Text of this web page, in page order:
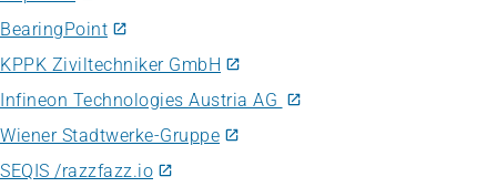
BearingPoint
KPPK Ziviltechniker GmbH
Infineon Technologies Austria AG
Wiener Stadtwerke-Gruppe
SEQIS /razzfazz.io